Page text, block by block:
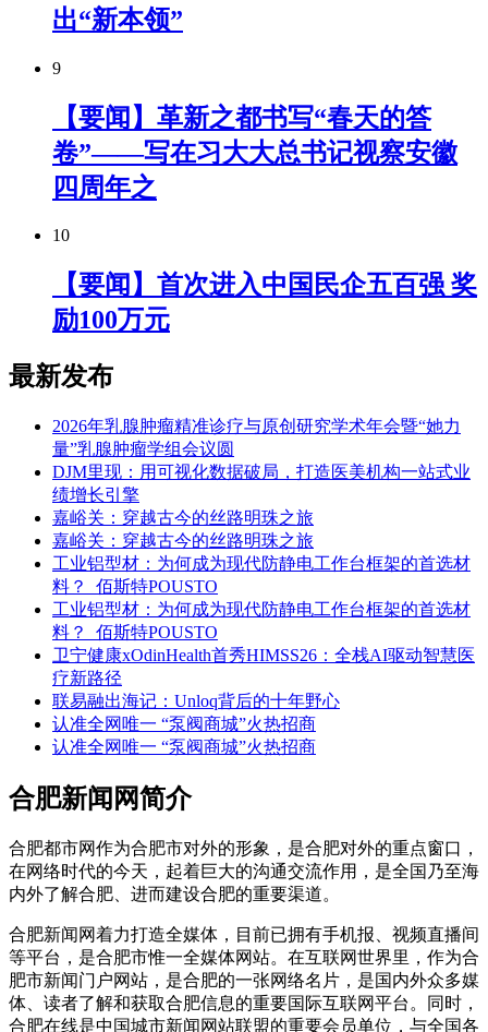
出“新本领”
9
【要闻】革新之都书写“春天的答
卷”——写在习大大总书记视察安徽
四周年之
10
【要闻】首次进入中国民企五百强 奖
励100万元
最新发布
2026年乳腺肿瘤精准诊疗与原创研究学术年会暨“她力
量”乳腺肿瘤学组会议圆
DJM里现：用可视化数据破局，打造医美机构一站式业
绩增长引擎
嘉峪关：穿越古今的丝路明珠之旅
嘉峪关：穿越古今的丝路明珠之旅
工业铝型材：为何成为现代防静电工作台框架的首选材
料？_佰斯特POUSTO
工业铝型材：为何成为现代防静电工作台框架的首选材
料？_佰斯特POUSTO
卫宁健康xOdinHealth首秀HIMSS26：全栈AI驱动智慧医
疗新路径
联易融出海记：Unloq背后的十年野心
认准全网唯一 “泵阀商城”火热招商
认准全网唯一 “泵阀商城”火热招商
合肥新闻网简介
合肥都市网作为合肥市对外的形象，是合肥对外的重点窗口，
在网络时代的今天，起着巨大的沟通交流作用，是全国乃至海
内外了解合肥、进而建设合肥的重要渠道。
合肥新闻网着力打造全媒体，目前已拥有手机报、视频直播间
等平台，是合肥市惟一全媒体网站。在互联网世界里，作为合
肥市新闻门户网站，是合肥的一张网络名片，是国内外众多媒
体、读者了解和获取合肥信息的重要国际互联网平台。同时，
合肥在线是中国城市新闻网站联盟的重要会员单位，与全国各